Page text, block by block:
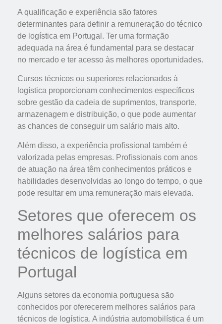
A qualificação e experiência são fatores
determinantes para definir a remuneração do técnico
de logística em Portugal. Ter uma formação
adequada na área é fundamental para se destacar
no mercado e ter acesso às melhores oportunidades.
Cursos técnicos ou superiores relacionados à
logística proporcionam conhecimentos específicos
sobre gestão da cadeia de suprimentos, transporte,
armazenagem e distribuição, o que pode aumentar
as chances de conseguir um salário mais alto.
Além disso, a experiência profissional também é
valorizada pelas empresas. Profissionais com anos
de atuação na área têm conhecimentos práticos e
habilidades desenvolvidas ao longo do tempo, o que
pode resultar em uma remuneração mais elevada.
Setores que oferecem os
melhores salários para
técnicos de logística em
Portugal
Alguns setores da economia portuguesa são
conhecidos por oferecerem melhores salários para
técnicos de logística. A indústria automobilística é um